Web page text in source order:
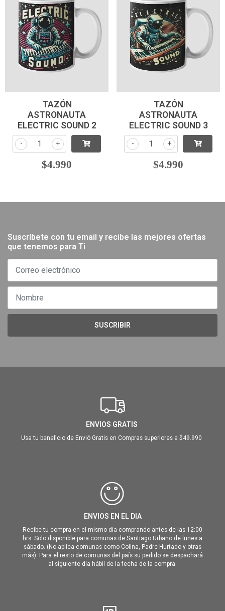
TAZÓN
ASTRONAUTA
ELECTRIC SOUND 2
+
-
$4.990
TAZÓN
ASTRONAUTA
ELECTRIC SOUND 3
+
-
$4.990
Suscríbete con tu email y recibe las mejores ofertas
que tenemos para Ti
SUSCRIBIR
ENVIOS GRATIS
Usa tu beneficio de Envió Gratis en Compras superiores a $49.990
ENVIOS EN EL DIA
Recibe tu compra en el mismo día comprando antes de las 12:00
hrs. Solo disponible para comunas de Santiago Urbano de lunes a
sábado. (No aplica comunas como Colina, Padre Hurtado y otras
más). Para el resto de comunas del país su pedido se despachará
al siguiente día hábil de la fecha de la compra.